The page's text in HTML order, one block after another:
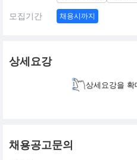
모집기간 채용시까지
상세요강
상세요강을 확
채용공고문의